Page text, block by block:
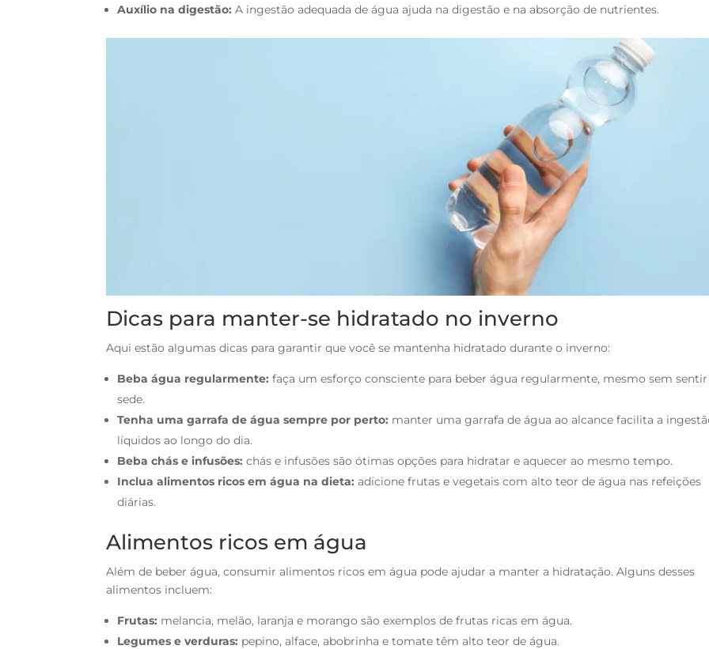
Auxílio na digestão: A ingestão adequada de água ajuda na digestão e na absorção de nutrientes.
Dicas para manter-se hidratado no inverno
Aqui estão algumas dicas para garantir que você se mantenha hidratado durante o inverno:
Beba água regularmente: faça um esforço consciente para beber água regularmente, mesmo sem sentir
sede.
Tenha uma garrafa de água sempre por perto: manter uma garrafa de água ao alcance facilita a
líquidos ao longo do dia.
Beba chás e infusões: chás e infusões são ótimas opções para hidratar e aquecer ao mesmo tempo.
Inclua alimentos ricos em água na dieta: adicione frutas e vegetais com alto teor de água nas refeições
diárias.
Alimentos ricos em água
Além de beber água, consumir alimentos ricos em água pode ajudar a manter a hidratação. Alguns desses
alimentos incluem:
Frutas: melancia, melão, laranja e morango são exemplos de frutas ricas em água.
Legumes e verduras: pepino, alface, abobrinha e tomate têm alto teor de água.